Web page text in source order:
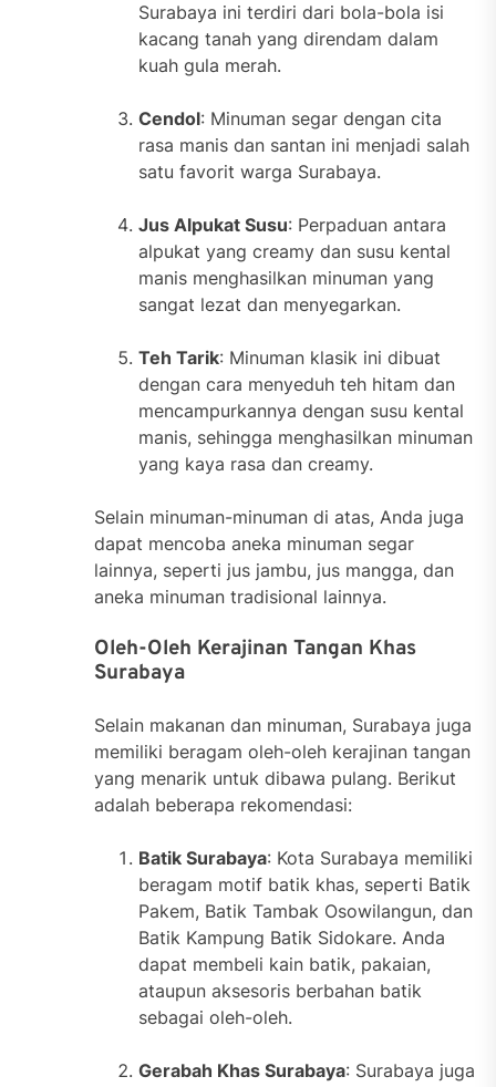
Surabaya ini terdiri dari bola-bola isi
kacang tanah yang direndam dalam
kuah gula merah.
Cendol: Minuman segar dengan cita
rasa manis dan santan ini menjadi salah
satu favorit warga Surabaya.
Jus Alpukat Susu: Perpaduan antara
alpukat yang creamy dan susu kental
manis menghasilkan minuman yang
sangat lezat dan menyegarkan.
Teh Tarik: Minuman klasik ini dibuat
dengan cara menyeduh teh hitam dan
mencampurkannya dengan susu kental
manis, sehingga menghasilkan minuman
yang kaya rasa dan creamy.
Selain minuman-minuman di atas, Anda juga
dapat mencoba aneka minuman segar
lainnya, seperti jus jambu, jus mangga, dan
aneka minuman tradisional lainnya.
Oleh-Oleh Kerajinan Tangan Khas
Surabaya
Selain makanan dan minuman, Surabaya juga
memiliki beragam oleh-oleh kerajinan tangan
yang menarik untuk dibawa pulang. Berikut
adalah beberapa rekomendasi:
Batik Surabaya: Kota Surabaya memiliki
beragam motif batik khas, seperti Batik
Pakem, Batik Tambak Osowilangun, dan
Batik Kampung Batik Sidokare. Anda
dapat membeli kain batik, pakaian,
ataupun aksesoris berbahan batik
sebagai oleh-oleh.
Gerabah Khas Surabaya: Surabaya juga